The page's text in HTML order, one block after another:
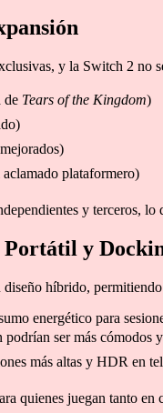
y la Switch 2 no
de Tears of the Kingdom)
plataformero)
y terceros,
y
híbrido,
energético para
ser más cómodos y
más altas y HDR en
quienes juegan tanto en